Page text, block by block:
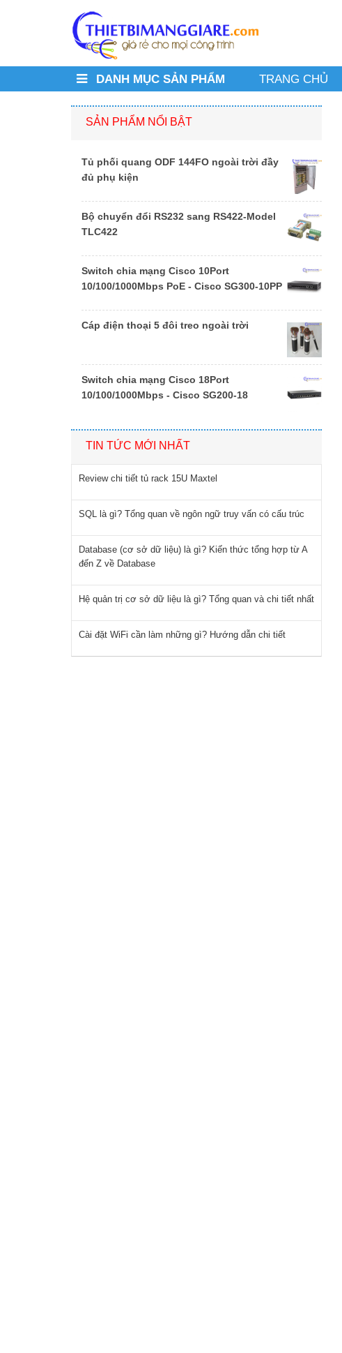
DANH MỤC SẢN PHẨM TRANG CHỦ
SẢN PHẨM NỔI BẬT
Tủ phối quang ODF 144FO ngoài trời đầy
đủ phụ kiện
Bộ chuyển đổi RS232 sang RS422-Model
TLC422
Switch chia mạng Cisco 10Port
10/100/1000Mbps PoE - Cisco SG300-10PP
Cáp điện thoại 5 đôi treo ngoài trời
Switch chia mạng Cisco 18Port
10/100/1000Mbps - Cisco SG200-18
TIN TỨC MỚI NHẤT
Review chi tiết tủ rack 15U Maxtel
SQL là gì? Tổng quan về ngôn ngữ truy vấn có cấu trúc
Database (cơ sở dữ liệu) là gì? Kiến thức tổng hợp từ A
đến Z về Database
Hệ quản trị cơ sở dữ liệu là gì? Tổng quan và chi tiết nhất
Cài đặt WiFi cần làm những gì? Hướng dẫn chi tiết